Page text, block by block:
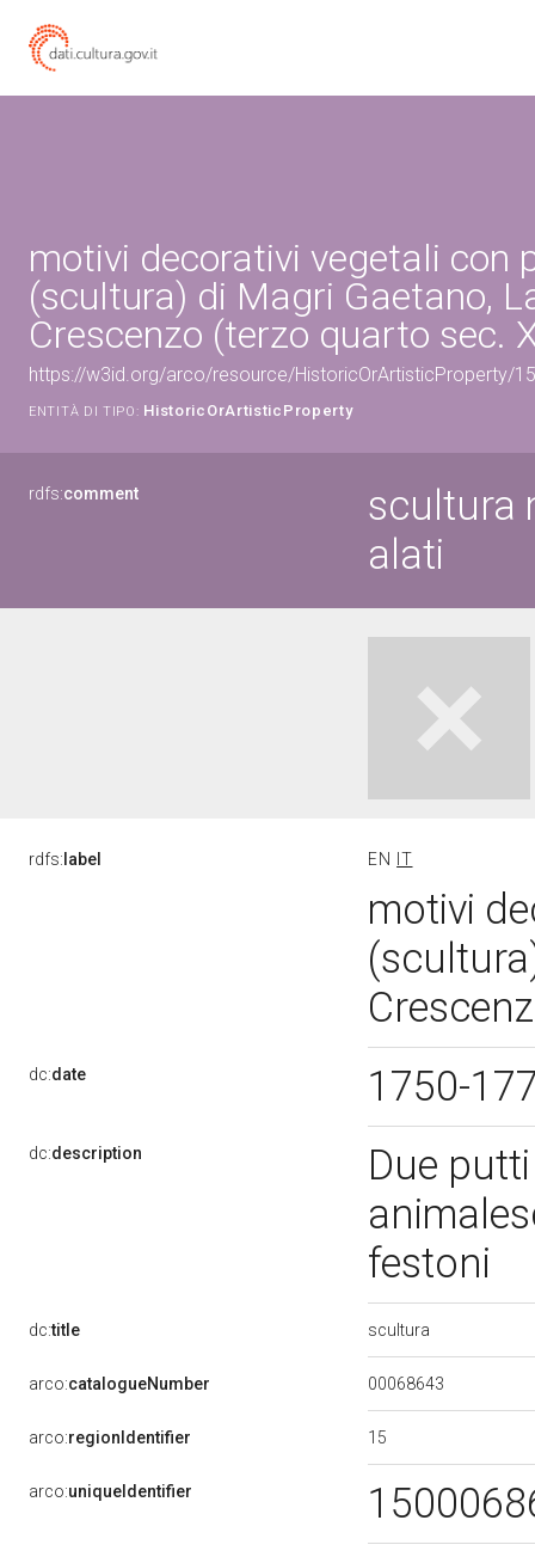
motivi decorativi vegetali con
(scultura) di Magri Gaetano,
Crescenzo (terzo quarto sec.
https://w3id.org/arco/resource/HistoricOrArtisticProperty/
ENTITÀ DI TIPO: HistoricOrArtisticProperty
rdfs:comment
scultura
alati
rdfs: label EN IT
motivi
dc:date 1750-
dc:description
Due
festoni
dc:title scultura
arco:catalogueNumber 00068643
arco:regionIdentifier 15
arco:uniqueIdentifier